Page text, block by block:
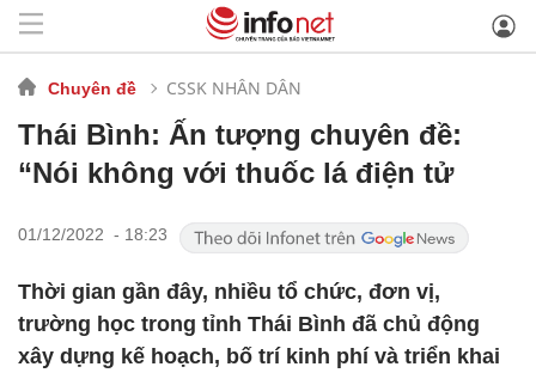
Chuyên đề CSSK NHÂN DÂN
Thái Bình: Ấn tượng chuyên đề:
“Nói không với thuốc lá điện tử
01/12/2022 - 18:23
Thời gian gần đây, nhiều tổ chức, đơn vị,
trường học trong tỉnh Thái Bình đã chủ động
xây dựng kế hoạch, bố trí kinh phí và triển khai